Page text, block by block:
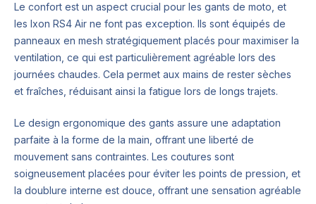
Le confort est un aspect crucial pour les gants de moto, et
les Ixon RS4 Air ne font pas exception. Ils sont équipés de
panneaux en mesh stratégiquement placés pour maximiser la
ventilation, ce qui est particulièrement agréable lors des
journées chaudes. Cela permet aux mains de rester sèches
et fraîches, réduisant ainsi la fatigue lors de longs trajets.
Le design ergonomique des gants assure une adaptation
parfaite à la forme de la main, offrant une liberté de
mouvement sans contraintes. Les coutures sont
soigneusement placées pour éviter les points de pression, et
la doublure interne est douce, offrant une sensation agréable